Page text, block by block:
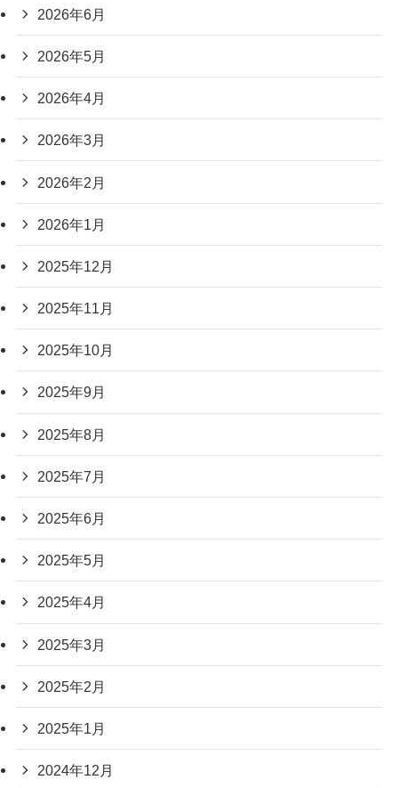
2026年6月
2026年5月
2026年4月
2026年3月
2026年2月
2026年1月
2025年12月
2025年11月
2025年10月
2025年9月
2025年8月
2025年7月
2025年6月
2025年5月
2025年4月
2025年3月
2025年2月
2025年1月
2024年12月